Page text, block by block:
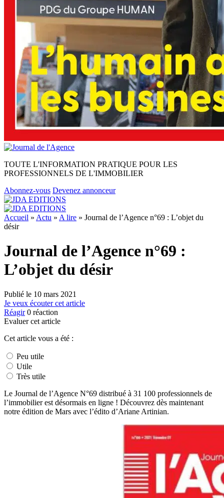
TOUTE L'INFORMATION PRATIQUE POUR LES
PROFESSIONNELS DE L'IMMOBILIER
Abonnez-vous Devenez annonceur
Accueil » Actu » A lire » Journal de l’Agence n°69 : L’objet du
désir
Journal de l’Agence n°69 :
L’objet du désir
Publié le 10 mars 2021
Je veux écouter cet article
Réagir 0 réaction
Evaluer cet article
Cet article vous a été :
Peu utile
Utile
Très utile
Le Journal de l’Agence N°69 distribué à 31 100 professionnels de
l’immobilier est désormais en ligne ! Découvrez dès maintenant
notre édition de Mars avec l’édito d’Ariane Artinian.